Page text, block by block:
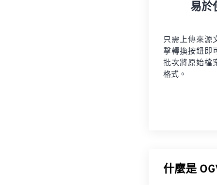
易於
只需上傳來源
擊轉換按鈕即
批次將原始檔
格式。
什麼是